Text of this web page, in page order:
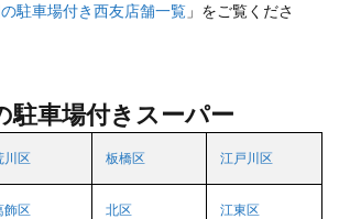
駐車場付き西友店舗一覧 」をご覧くださ
駐車場付きスーパー
川区 板橋区 江戸川区
飾区 北区 江東区